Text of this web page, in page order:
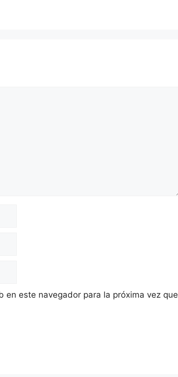
en este navegador para la próxima vez que